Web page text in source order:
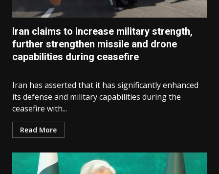
Iran claims to increase military strength,
further strengthen missile and drone
capabilities during ceasefire
Iran has asserted that it has significantly enhanced
its defense and military capabilities during the
ceasefire with...
Read More